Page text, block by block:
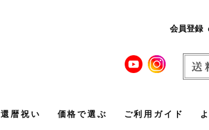
会員登録
還暦祝い 価格で選ぶ ご利用ガイド